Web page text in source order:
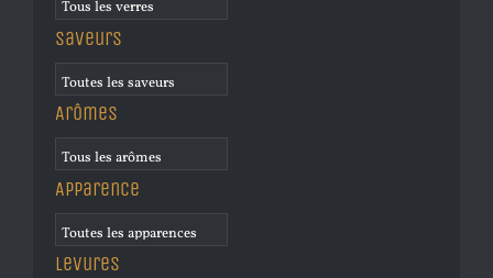
Saveurs
Arômes
Apparence
Levures